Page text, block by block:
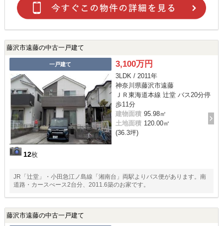
藤沢市遠藤の中古一戸建て
一戸建て
12枚
3,100万円
3LDK / 2011年
神奈川県藤沢市遠藤
ＪＲ東海道本線 辻堂 バス20分停
歩11分
建物面積 95.98㎡
土地面積 120.00㎡
(36.3坪)
JR「辻堂」・小田急江ノ島線「湘南台」両駅よりバス便があります。南
道路・カースぺース2台分、2011.6築のお家です。
藤沢市遠藤の中古一戸建て